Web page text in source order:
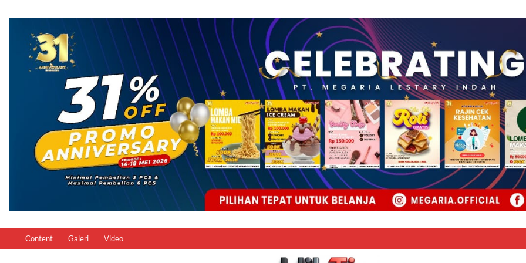
Content Galeri Video